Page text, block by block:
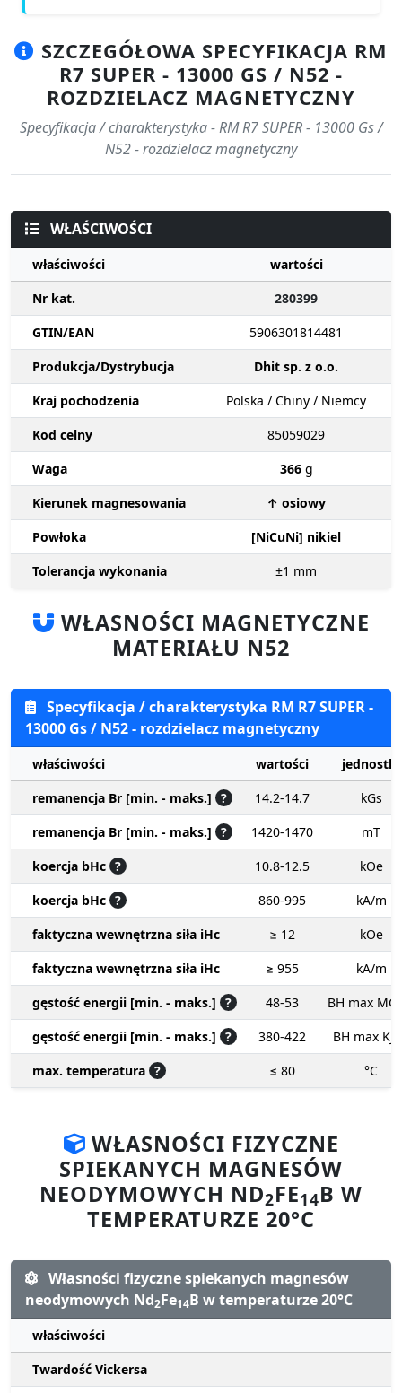
SZCZEGÓŁOWA SPECYFIKACJA RM
R7 SUPER - 13000 GS / N52 -
ROZDZIELACZ MAGNETYCZNY
Specyfikacja / charakterystyka - RM R7 SUPER - 13000 Gs /
N52 - rozdzielacz magnetyczny
WŁAŚCIWOŚCI
właściwości
wartości
Nr kat.
280399
GTIN/EAN
5906301814481
Produkcja/Dystrybucja
Dhit sp. z o.o.
Kraj pochodzenia
Polska / Chiny / Niemcy
Kod celny
85059029
Waga
366 g
Kierunek magnesowania
↑ osiowy
Powłoka
[NiCuNi] nikiel
Tolerancja wykonania
±1 mm
WŁASNOŚCI MAGNETYCZNE
MATERIAŁU N52
Specyfikacja / charakterystyka RM R7 SUPER -
13000 Gs / N52 - rozdzielacz magnetyczny
właściwości wartości
jednostki
remanencja Br [min. - maks.] ? 14.2-14.7
kGs
remanencja Br [min. - maks.] ? 1420-1470
mT
koercja bHc ? 10.8-12.5
kOe
koercja bHc ? 860-995
kA/m
faktyczna wewnętrzna siła iHc
≥ 12
kOe
faktyczna wewnętrzna siła iHc
≥ 955
kA/m
gęstość energii [min. - maks.] ? 48-53
BH max
gęstość energii [min. - maks.] ? 380-422
BH max
max. temperatura ? ≤ 80 °C
WŁASNOŚCI FIZYCZNE
SPIEKANYCH MAGNESÓW
NEODYMOWYCH ND2FE14B W
TEMPERATURZE 20°C
Własności fizyczne spiekanych magnesów
neodymowych Nd2Fe14B w temperaturze 20°C
właściwości
Twardość Vickersa